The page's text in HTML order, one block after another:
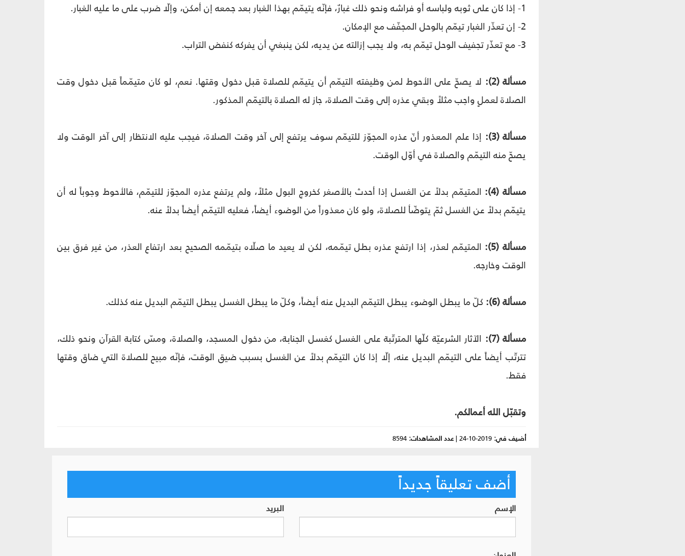
1- إذا كان على ثوبه ولباسه أو فراشه ونحو ذلك غبارٌ، فإنّه يتيمّم بهذا الغبار بعد جمعه إن أمكن، وإلّا ضرب على ما عليه الغبار.
2- إن تعذّر الغبار تيمّم بالوحل المجفّف مع الإمكان.
3- مع تعذّر تجفيف الوحل تيمّم به، ولا يجب إزالته عن يديه، لكن ينبغي أن يفركه كنفض التراب.
مسألة (2):
لا يصحّ على الأحوط لمن وظيفته التيمّم أن يتيمّم للصلاة قبل دخول وقتها. نعم، لو كان متيمّماً قبل دخول وقت
الصلاة لعملٍ واجب مثلاً وبقي عذره إلى وقت الصلاة، جاز له الصلاة بالتيمّم المذكور.
مسألة (3):
إذا علم المعذور أنّ عذره المجوّز للتيمّم سوف يرتفع إلى آخر وقت الصلاة، فيجب عليه الانتظار إلى آخر الوقت ولا
يصحّ منه التيمّم والصلاة في أوّل الوقت.
مسألة (4):
المتيمّم بدلاً عن الغسل إذا أحدث بالأصغر كخروج البول مثلاً، ولم يرتفع عذره المجوّز للتيمّم، فالأحوط وجوباً له أن
يتيمّم بدلاً عن الغسل ثمّ يتوضّأ للصلاة، ولو كان معذوراً من الوضوء أيضاً، فعليه التيمّم أيضاً بدلاً عنه.
مسألة (5):
المتيمّم لعذر، إذا ارتفع عذره بطل تيمّمه، لكن لا يعيد ما صلّاه بتيمّمه الصحيح بعد ارتفاع العذر، من غير فرق بين
الوقت وخارجه.
مسألة (6): كلّ ما يبطل الوضوء يبطل التيمّم البديل عنه أيضاً، وكلّ ما يبطل الغسل يبطل التيمّم البديل عنه كذلك.
مسألة (7):
الآثار الشرعيّة كلّها المترتّبة على الغسل كغسل الجنابة، من دخول المسجد، والصلاة، ومسّ كتابة القرآن ونحو ذلك،
تترتّب أيضاً على التيمّم البديل عنه، إلّا إذا كان التيمّم بدلاً عن الغسل بسبب ضيق الوقت، فإنّه مبيح للصلاة التي ضاق وقتها
فقط.
وتقبّل الله أعمالكم.
أضيف في: 2019-10-24
|عدد المشاهدات: 8594
أضف تعليقاً جديداً
الإسم البريد